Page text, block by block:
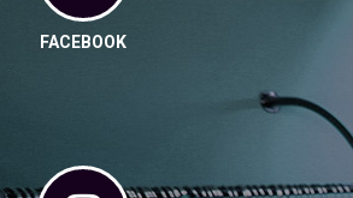
FACEBOOK